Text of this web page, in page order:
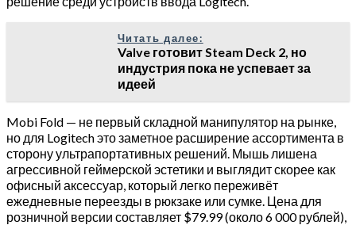
Читать далее:
Valve готовит Steam Deck 2, но
индустрия пока не успевает за
идеей
Mobi Fold — не первый складной манипулятор на рынке,
но для Logitech это заметное расширение ассортимента в
сторону ультрапортативных решений. Мышь лишена
агрессивной геймерской эстетики и выглядит скорее как
офисный аксессуар, который легко переживёт
ежедневные переезды в рюкзаке или сумке. Цена для
розничной версии составляет $79.99 (около 6 000 рублей),